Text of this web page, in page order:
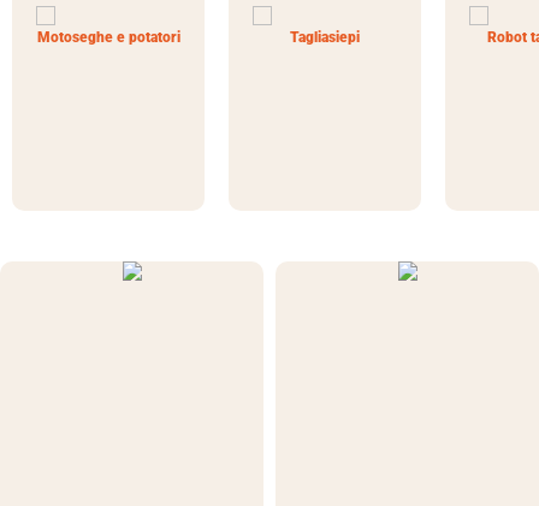
Motoseghe e potatori Tagliasiepi Robot